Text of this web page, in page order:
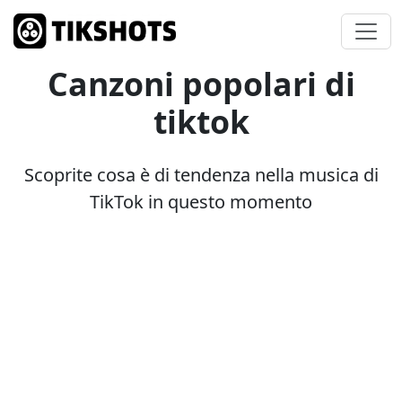
Canzoni popolari di
tiktok
Scoprite cosa è di tendenza nella musica di
TikTok in questo momento